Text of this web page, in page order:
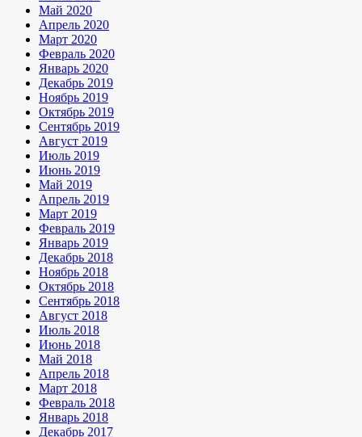
Май 2020
Апрель 2020
Март 2020
Февраль 2020
Январь 2020
Декабрь 2019
Ноябрь 2019
Октябрь 2019
Сентябрь 2019
Август 2019
Июль 2019
Июнь 2019
Май 2019
Апрель 2019
Март 2019
Февраль 2019
Январь 2019
Декабрь 2018
Ноябрь 2018
Октябрь 2018
Сентябрь 2018
Август 2018
Июль 2018
Июнь 2018
Май 2018
Апрель 2018
Март 2018
Февраль 2018
Январь 2018
Декабрь 2017